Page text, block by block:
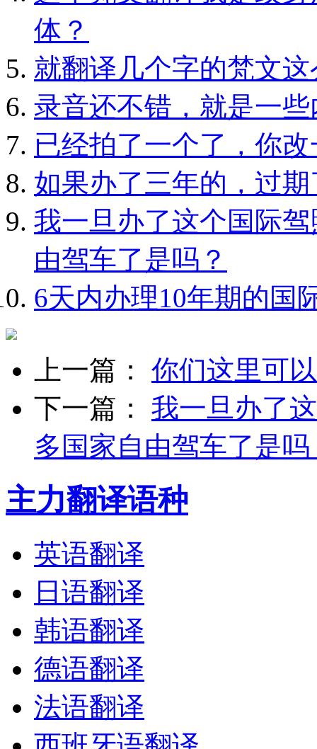
体？
就翻译几个字的梵文
录音还不错，就是一
已经拍了一个了，你
如果办了三年的，过
我一旦办了这个国际
由驾车了是吗？
6天内办理10年期的国
上一篇： 你们这里可
下一篇： 我一旦办了
多国家自由驾车了是吗
主力翻译语种
英语翻译
日语翻译
韩语翻译
德语翻译
法语翻译